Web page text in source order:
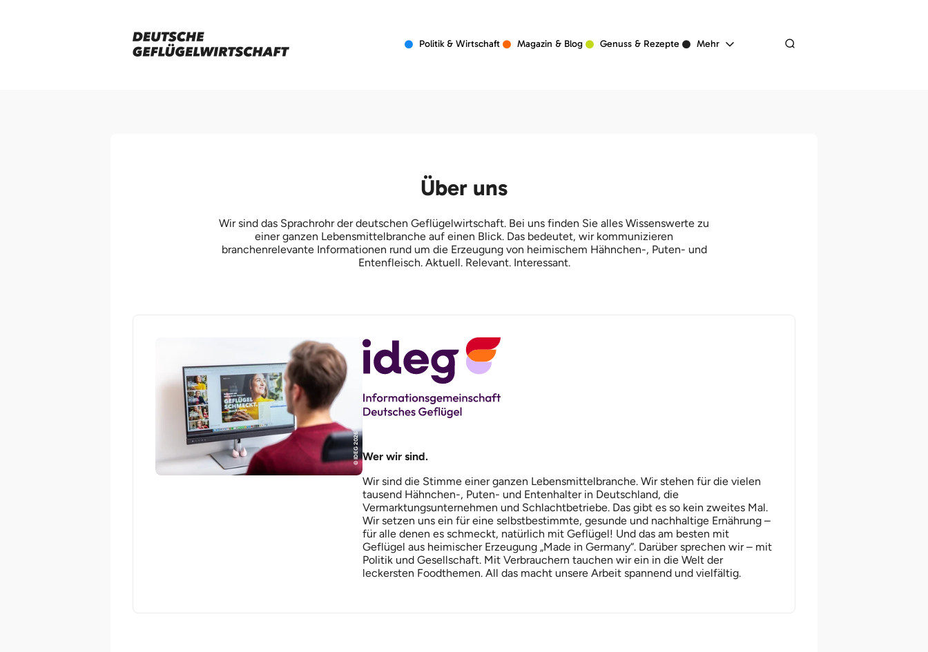
Politik & Wirtschaft Magazin & Blog Genuss & Rezepte Mehr
Über uns
Wir sind das Sprachrohr der deutschen Geflügelwirtschaft. Bei uns finden Sie alles Wissenswerte zu
einer ganzen Lebensmittelbranche auf einen Blick. Das bedeutet, wir kommunizieren
branchenrelevante Informationen rund um die Erzeugung von heimischem Hähnchen-, Puten- und
Entenfleisch. Aktuell. Relevant. Interessant.
© IDEG 2026 Wer wir sind.
Wir sind die Stimme einer ganzen Lebensmittelbranche. Wir stehen für die vielen
tausend Hähnchen-, Puten- und Entenhalter in Deutschland, die
Vermarktungsunternehmen und Schlachtbetriebe. Das gibt es so kein zweites Mal.
Wir setzen uns ein für eine selbstbestimmte, gesunde und nachhaltige Ernährung –
für alle denen es schmeckt, natürlich mit Geflügel! Und das am besten mit
Geflügel aus heimischer Erzeugung „Made in Germany“. Darüber sprechen wir – mit
Politik und Gesellschaft. Mit Verbrauchern tauchen wir ein in die Welt der
leckersten Foodthemen. All das macht unsere Arbeit spannend und vielfältig.